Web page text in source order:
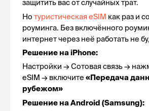
защитить вас от случайных трат.
Но туристическая eSIM как раз и
роуминга. Без включённого
интернет через неё работать не
Решение на iPhone:
Настройки → Сотовая связь →
eSIM → включите «Передача
рубежом»
Решение на Android (Samsung):